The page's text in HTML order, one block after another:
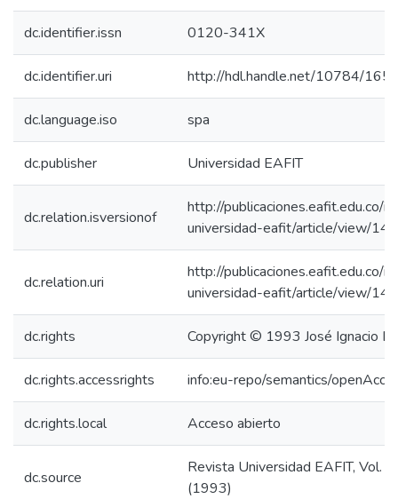
dc.identifier.issn 0120-341X
dc.identifier.uri http://hdl.handle.net/10784/
dc.language.iso spa
dc.publisher Universidad EAFIT
dc.relation.isversionof
http://publicaciones.eafit.edu.co/
universidad-eafit/article/view/
dc.relation.uri
http://publicaciones.eafit.edu.co/
universidad-eafit/article/view/
dc.rights Copyright © 1993 José Ignacio
dc.rights.accessrights info:eu-repo/semantics/
dc.rights.local Acceso abierto
dc.source
Revista Universidad EAFIT, Vol.
(1993)